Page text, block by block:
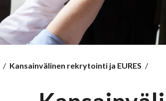
/ Kansainvälinen rekrytointi ja EURES /